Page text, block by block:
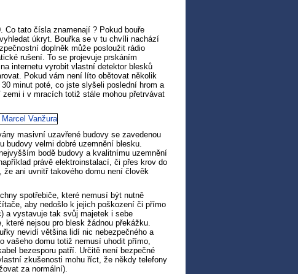
Co tato čísla znamenají ? Pokud bouře
úkryt. Bouřka se v tu chvíli nachází
doplněk může posloužit rádio
rušení. To se projevuje prskáním
internetu vyrobit vlastní detektor blesků
Pokud vám není líto obětovat několik
minut poté, co jste slyšeli poslední hrom a
i v mracích totiž stále mohou přetrvávat
masivní uzavřené budovy se zavedenou
budovy velmi dobré uzemnění blesku.
bodě budovy a kvalitnímu uzemnění
právě elektroinstalací, či přes krov do
ani uvnitř takového domu není člověk
spotřebiče, které nemusí být nutně
aby nedošlo k jejich poškození či přímo
a vystavuje tak svůj majetek i sebe
nejsou pro blesk žádnou překážku.
nevidí většina lidí nic nebezpečného a
vašeho domu totiž nemusí uhodit přímo,
bezesporu patří. Určitě není bezpečné
zkušenosti mohu říct, že někdy telefony
za normální).